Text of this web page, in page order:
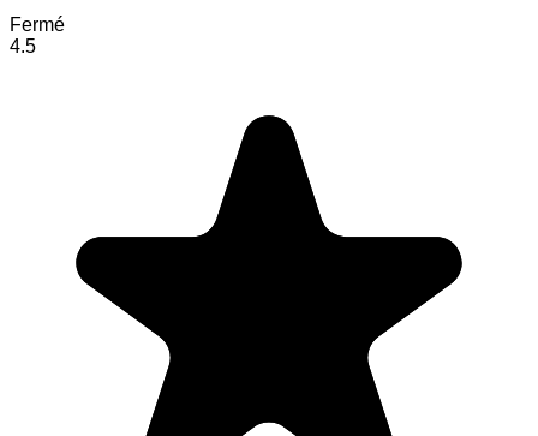
Fermé
4.5